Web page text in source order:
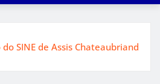
SINE de Assis Chateaubriand